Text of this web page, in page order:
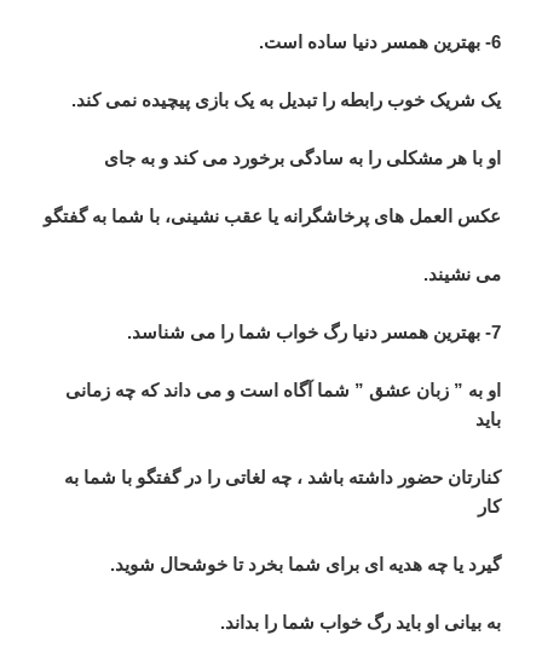
6- بهترین همسر دنیا ساده است.
یک شریک خوب رابطه را تبدیل به یک بازی پیچیده نمی کند.
او با هر مشکلی را به سادگی برخورد می کند و به جای
عکس العمل های پرخاشگرانه یا عقب نشینی، با شما به گفتگو
می نشیند.
7- بهترین همسر دنیا رگ خواب شما را می شناسد.
او به ” زبان عشق ” شما آگاه است و می داند که چه زمانی
باید
کنارتان حضور داشته باشد ، چه لغاتی را در گفتگو با شما به
کار
گیرد یا چه هدیه ای برای شما بخرد تا خوشحال شوید.
به بیانی او باید رگ خواب شما را بداند.